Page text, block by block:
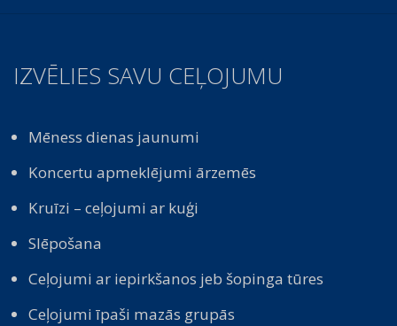
IZVĒLIES SAVU CEĻOJUMU
Mēness dienas jaunumi
Koncertu apmeklējumi ārzemēs
Kruīzi – ceļojumi ar kuģi
Slēpošana
Ceļojumi ar iepirkšanos jeb šopinga tūres
Ceļojumi īpaši mazās grupās